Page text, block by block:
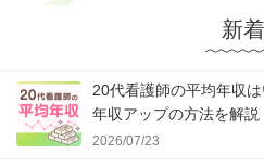
新着
20代看護師の平均年収
年収アップの方法を解説
2026/07/23